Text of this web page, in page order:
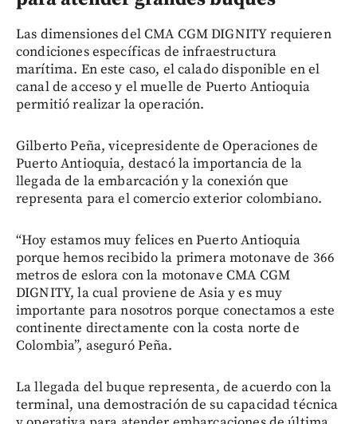
Las dimensiones del CMA CGM DIGNITY requieren
condiciones específicas de infraestructura
marítima. En este caso, el calado disponible en el
canal de acceso y el muelle de Puerto Antioquia
permitió realizar la operación.
Gilberto Peña, vicepresidente de Operaciones de
Puerto Antioquia, destacó la importancia de la
llegada de la embarcación y la conexión que
representa para el comercio exterior colombiano.
“Hoy estamos muy felices en Puerto Antioquia
porque hemos recibido la primera motonave de 366
metros de eslora con la motonave CMA CGM
DIGNITY, la cual proviene de Asia y es muy
importante para nosotros porque conectamos a este
continente directamente con la costa norte de
Colombia”, aseguró Peña.
La llegada del buque representa, de acuerdo con la
terminal, una demostración de su capacidad técnica